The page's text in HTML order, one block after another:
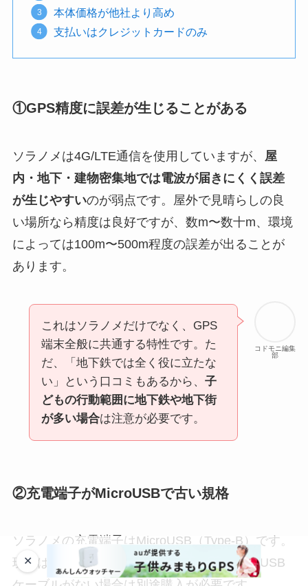
本体価格が他社より高め
支払いはクレジットカードのみ
①GPS精度に誤差が生じることがある
ソラノメは4G/LTE通信を使用していますが、
屋
内・地下・建物密集地では電波が届きにくく誤差
が生じやすいのが弱点です。屋外で見晴らしの良
い場所なら精度は良好ですが、数m〜数十m、環境
によっては100m〜500m程度の誤差が出ることが
あります。
コドモニ編集
部
これはソラノメだけでなく、GPS
端末全般に共通する特性です。た
だ、「地下鉄では全く役に立たな
い」という口コミもあるから、 子
どもの行動範囲に地下鉄や地下街
が多い場合は注意が必要です。
②充電端子がMicroUSBで古い規格
ソラノメの充電端子は MicroUSB（Type-B） です。
現在はUSB Type-Cが主流のため、家にMicroUSB
✕